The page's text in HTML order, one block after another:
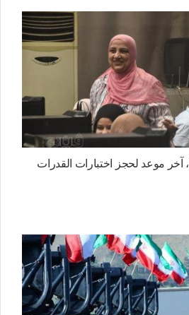
آخر موعد لحجز اختبارات القدرات